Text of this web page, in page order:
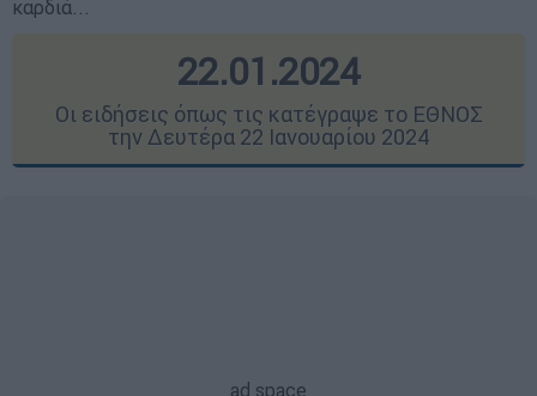
καρδιά...
22.01.2024
Οι ειδήσεις όπως τις κατέγραψε το ΕΘΝΟΣ
την Δευτέρα 22 Ιανουαρίου 2024